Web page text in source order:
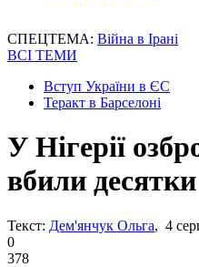
СПЕЦТЕМА: Війна в Ірані
ВСІ ТЕМИ
Вступ України в ЄС
Теракт в Барселоні
У Нігерії
вбили
Текст: Дем'янчук Ольга, 4
0
378